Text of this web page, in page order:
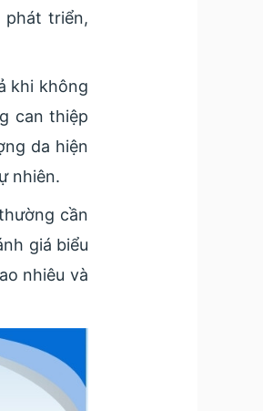
triển,
khi không
can thiệp
da hiện
nhiên.
cần
giá biểu
nhiêu và